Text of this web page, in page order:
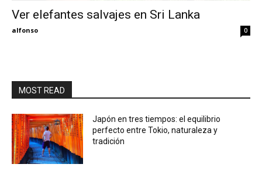
Ver elefantes salvajes en Sri Lanka
alfonso 0
MOST READ
Japón en tres tiempos: el equilibrio
perfecto entre Tokio, naturaleza y
tradición